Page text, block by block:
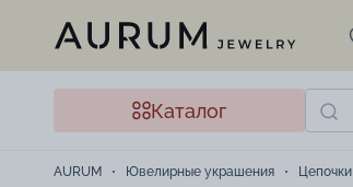
Каталог
AURUM Ювелирные украшения Цепочки